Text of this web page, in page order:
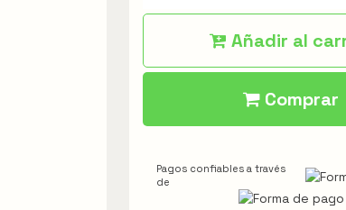
Añadir al
Comprar
Pagos confiables a través
de